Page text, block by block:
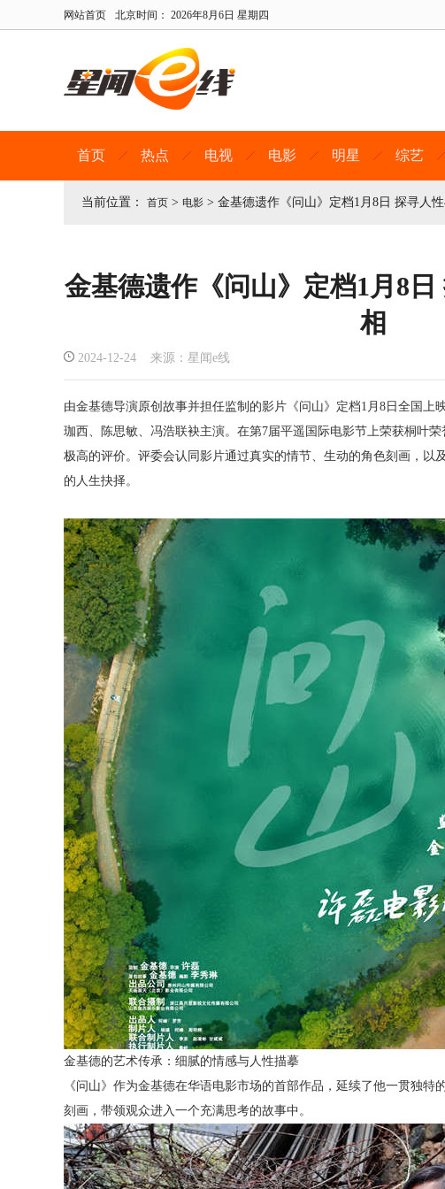
网站首页 北京时间： 2026年8月6日 星期四
首页 热点 电视 电影 明星 综艺
当前位置： 首页 > 电影 > 金基德遗作《问山》定档1月8日 探寻人
金基德遗作《问山》定档1月8
相
2024-12-24 来源：星闻e线
由金基德导演原创故事并担任监制的影片《问山》定档1月8日全国上
珈西、陈思敏、冯浩联袂主演。在第7届平遥国际电影节上荣获桐叶
极高的评价。评委会认同影片通过真实的情节、生动的角色刻画，以
的人生抉择。
金基德的艺术传承：细腻的情感与人性描摹
《问山》作为金基德在华语电影市场的首部作品，延续了他一贯独
刻画，带领观众进入一个充满思考的故事中。